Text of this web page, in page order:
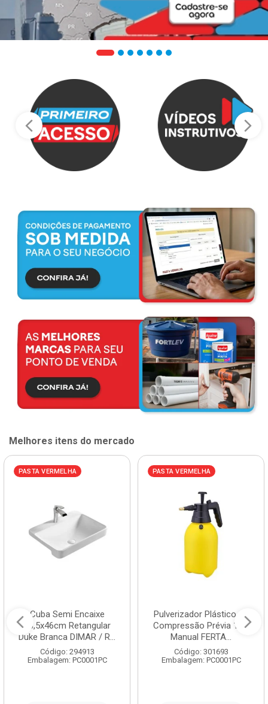
Melhores itens do mercado
PASTA VERMELHA
Cuba Semi Encaixe
58,5x46cm Retangular
Duke Branca DIMAR / R...
Código: 294913
Embalagem: PC0001PC
PASTA VERMELHA
Pulverizador Plástico de
Compressão Prévia 1,5L
Manual FERTA...
Código: 301693
Embalagem: PC0001PC